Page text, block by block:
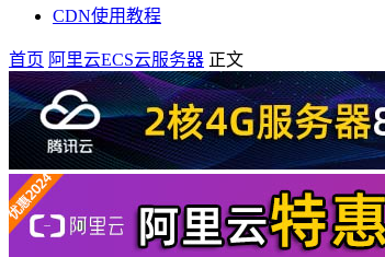
CDN使用教程
首页 阿里云ECS云服务器 正文